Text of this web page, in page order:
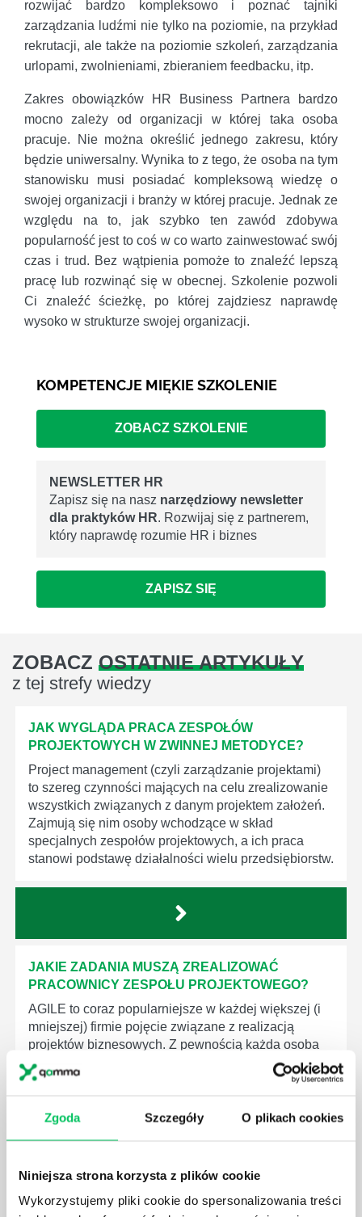
Zgoda Szczegóły O plikach cookies
Niniejsza strona korzysta z plików cookie
Wykorzystujemy pliki cookie do spersonalizowania treści
rozwijać bardzo kompleksowo i poznać tajniki
zarządzania ludźmi nie tylko na poziomie, na przykład
rekrutacji, ale także na poziomie szkoleń, zarządzania
urlopami, zwolnieniami, zbieraniem feedbacku, itp.
Zakres obowiązków HR Business Partnera bardzo
mocno zależy od organizacji w której taka osoba
pracuje. Nie można określić jednego zakresu, który
będzie uniwersalny. Wynika to z tego, że osoba na tym
stanowisku musi posiadać kompleksową wiedzę o
swojej organizacji i branży w której pracuje. Jednak ze
względu na to, jak szybko ten zawód zdobywa
popularność jest to coś w co warto zainwestować swój
czas i trud. Bez wątpienia pomoże to znaleźć lepszą
pracę lub rozwinąć się w obecnej. Szkolenie pozwoli
Ci znaleźć ścieżkę, po której zajdziesz naprawdę
wysoko w strukturze swojej organizacji.
KOMPETENCJE MIĘKIE SZKOLENIE
ZOBACZ SZKOLENIE
NEWSLETTER HR
Zapisz się na nasz narzędziowy newsletter
dla praktyków HR. Rozwijaj się z partnerem,
który naprawdę rozumie HR i biznes
ZAPISZ SIĘ
ZOBACZ OSTATNIE ARTYKUŁY
z tej strefy wiedzy
JAK WYGLĄDA PRACA ZESPOŁÓW
PROJEKTOWYCH W ZWINNEJ METODYCE?
Project management (czyli zarządzanie projektami)
to szereg czynności mających na celu zrealizowanie
wszystkich związanych z danym projektem założeń.
Zajmują się nim osoby wchodzące w skład
specjalnych zespołów projektowych, a ich praca
stanowi podstawę działalności wielu przedsiębiorstw.
JAKIE ZADANIA MUSZĄ ZREALIZOWAĆ
PRACOWNICY ZESPOŁU PROJEKTOWEGO?
AGILE to coraz popularniejsze w każdej większej (i
mniejszej) firmie pojęcie związane z realizacją
projektów biznesowych. Z pewnością każda osoba
zatrudniona w takim miejscu choć raz się z nim
spotkała.
POWINIEN MIEĆ BRYGADZISTA?